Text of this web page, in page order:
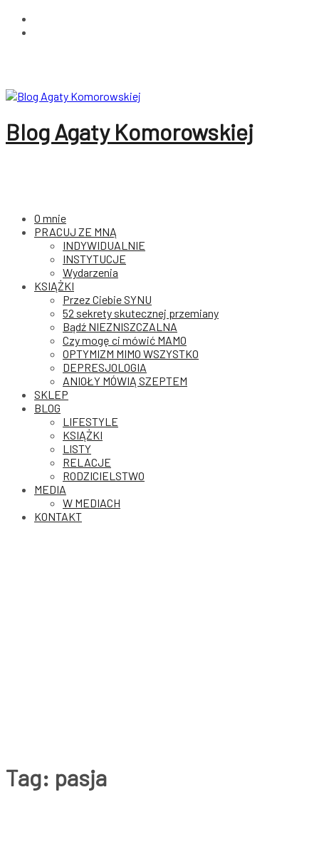
Przeskocz
Blog Agaty Komorowskiej
O mnie
PRACUJ ZE MNĄ
INDYWIDUALNIE
INSTYTUCJE
Wydarzenia
KSIĄŻKI
Przez Ciebie SYNU
52 sekrety skutecznej przemiany
Bądź NIEZNISZCZALNA
Czy mogę ci mówić MAMO
OPTYMIZM MIMO WSZYSTKO
DEPRESJOLOGIA
ANIOŁY MÓWIĄ SZEPTEM
SKLEP
BLOG
LIFESTYLE
KSIĄŻKI
LISTY
RELACJE
RODZICIELSTWO
MEDIA
W MEDIACH
KONTAKT
Tag: pasja